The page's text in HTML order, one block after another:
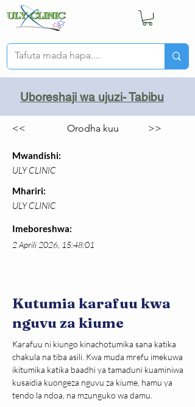
Uboreshaji wa ujuzi- Tabibu
<< Orodha kuu >>
Mwandishi:
ULY CLINIC
Mhariri:
ULY CLINIC
Imeboreshwa:
2 Aprili 2026, 15:48:01
Kutumia karafuu kwa
nguvu za kiume
Karafuu ni kiungo kinachotumika sana katika
chakula na tiba asili. Kwa muda mrefu imekuwa
ikitumika katika baadhi ya tamaduni kuaminiwa
kusaidia kuongeza nguvu za kiume, hamu ya
tendo la ndoa, na mzunguko wa damu.